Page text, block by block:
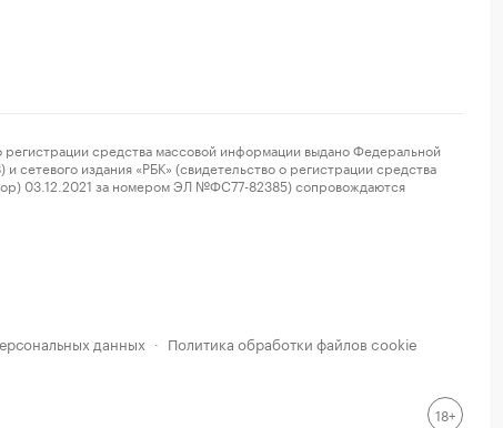
средства массовой информации выдано Федеральной
издания «РБК» (свидетельство о регистрации средства
03.12.2021 за номером ЭЛ №ФС77-82385) сопровождаются
данных · Политика обработки файлов cookie
18+